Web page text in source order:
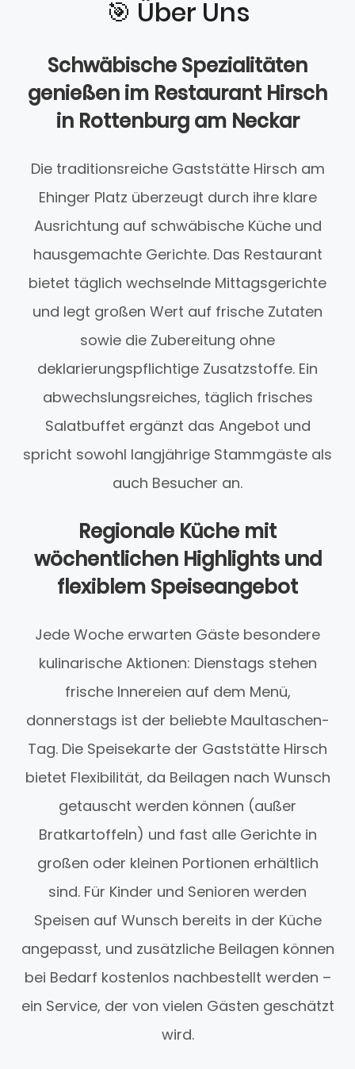
🎯️ Über Uns
Schwäbische Spezialitäten
genießen im Restaurant Hirsch
in Rottenburg am Neckar
Die traditionsreiche Gaststätte Hirsch am
Ehinger Platz überzeugt durch ihre klare
Ausrichtung auf schwäbische Küche und
hausgemachte Gerichte. Das Restaurant
bietet täglich wechselnde Mittagsgerichte
und legt großen Wert auf frische Zutaten
sowie die Zubereitung ohne
deklarierungspflichtige Zusatzstoffe. Ein
abwechslungsreiches, täglich frisches
Salatbuffet ergänzt das Angebot und
spricht sowohl langjährige Stammgäste als
auch Besucher an.
Regionale Küche mit
wöchentlichen Highlights und
flexiblem Speiseangebot
Jede Woche erwarten Gäste besondere
kulinarische Aktionen: Dienstags stehen
frische Innereien auf dem Menü,
donnerstags ist der beliebte Maultaschen-
Tag. Die Speisekarte der Gaststätte Hirsch
bietet Flexibilität, da Beilagen nach Wunsch
getauscht werden können (außer
Bratkartoffeln) und fast alle Gerichte in
großen oder kleinen Portionen erhältlich
sind. Für Kinder und Senioren werden
Speisen auf Wunsch bereits in der Küche
angepasst, und zusätzliche Beilagen können
bei Bedarf kostenlos nachbestellt werden –
ein Service, der von vielen Gästen geschätzt
wird.